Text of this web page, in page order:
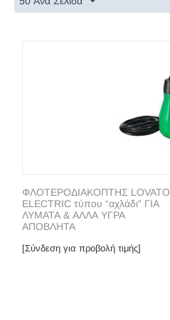
ΦΛΟΤΕΡΟΔΙΑΚΟΠΤΗΣ LOVATO
ELECTRIC τύπου “αχλάδι” ΓΙΑ
ΛΥΜΑΤΑ & ΑΛΛΑ ΥΓΡΑ
ΑΠΟΒΛΗΤΑ
[Σύνδεση για προβολή τιμής]